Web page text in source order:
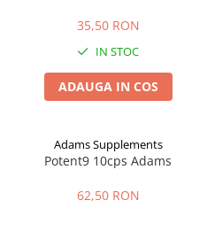
35,50 RON
IN STOC
ADAUGA IN COS
Adams Supplements
Potent9 10cps Adams
62,50 RON